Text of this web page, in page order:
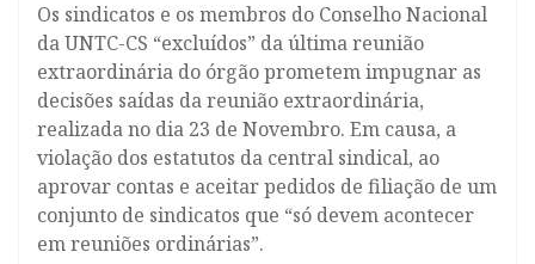
Os sindicatos e os membros do Conselho Nacional
da UNTC-CS “excluídos” da última reunião
extraordinária do órgão prometem impugnar as
decisões saídas da reunião extraordinária,
realizada no dia 23 de Novembro. Em causa, a
violação dos estatutos da central sindical, ao
aprovar contas e aceitar pedidos de filiação de um
conjunto de sindicatos que “só devem acontecer
em reuniões ordinárias”.